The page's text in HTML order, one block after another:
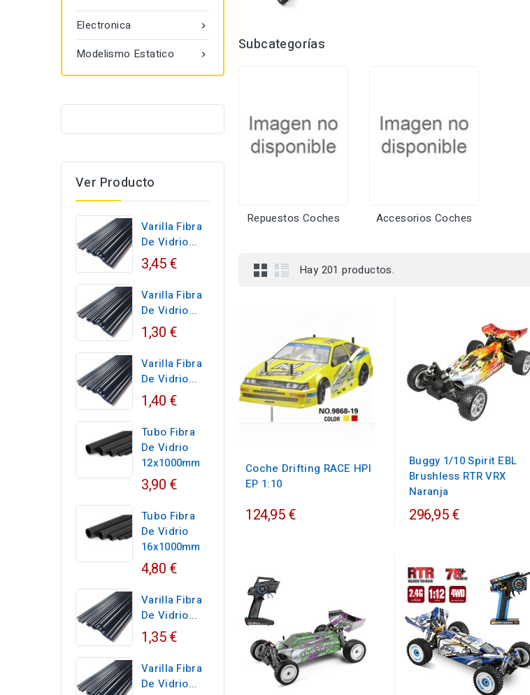

Electronica

Modelismo Estatico
Ver Producto
Varilla Fibra
De Vidrio...
3,45 €
Varilla Fibra
De Vidrio...
1,30 €
Varilla Fibra
De Vidrio...
1,40 €
Tubo Fibra
De Vidrio
12x1000mm
3,90 €
Tubo Fibra
De Vidrio
16x1000mm
4,80 €
Varilla Fibra
De Vidrio...
1,35 €
Varilla Fibra
De Vidrio...
Subcategorías
Repuestos Coches Accesorios Coches
Hay 201 productos.
Coche Drifting RACE HPI
EP 1:10
124,95 €
Buggy 1/10 Spirit EBL
Brushless RTR VRX
Naranja
296,95 €